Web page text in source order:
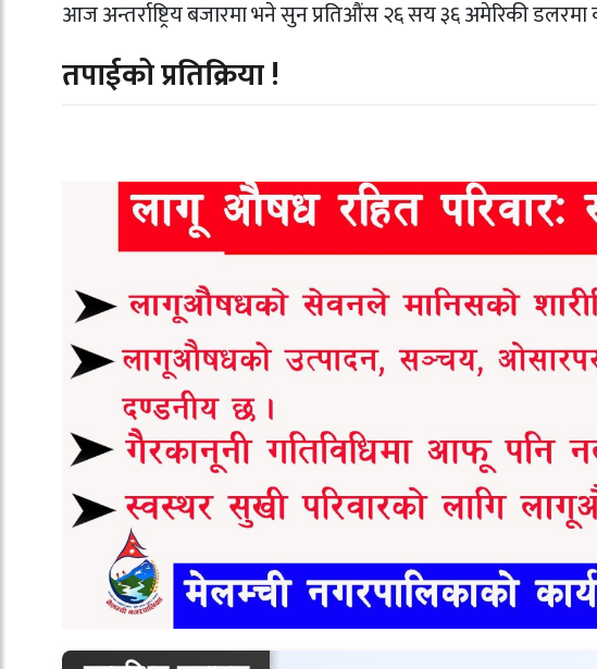
आज अन्तर्राष्ट्रिय बजारमा भने सुन प्रतिऔंस २६ सय ३६ अमेरिकी डलरमा
तपाईको प्रतिक्रिया !